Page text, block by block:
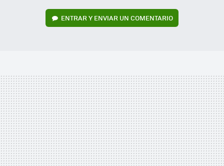
ENTRAR Y ENVIAR UN COMENTARIO